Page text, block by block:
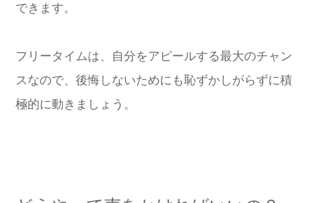
できます。
フリータイムは、自分をアピールする最大のチャン
スなので、後悔しないためにも恥ずかしがらずに積
極的に動きましょう。